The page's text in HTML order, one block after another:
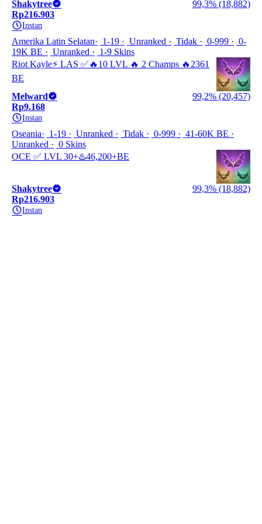
Shakytree
99,3% (18,882)
Rp216.903
Instan
Amerika Latin Selatan 1-19 Unranked Tidak 0-999
0-
19K BE
Unranked
1-9 Skins
Riot Kayle⚡ LAS ✅🔥10 LVL 🔥 2 Champs 🔥2361
BE
Melward
99,2% (20,457)
Rp9.168
Instan
Oseania 1-19 Unranked Tidak 0-999
41-60K BE
Unranked
0 Skins
OCE ✅ LVL 30+♨️46,200+BE
Shakytree
99,3% (18,882)
Rp216.903
Instan